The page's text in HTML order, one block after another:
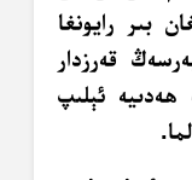
بىر رايونغا
قەرزدار
ھەدىيە ئېلىپ